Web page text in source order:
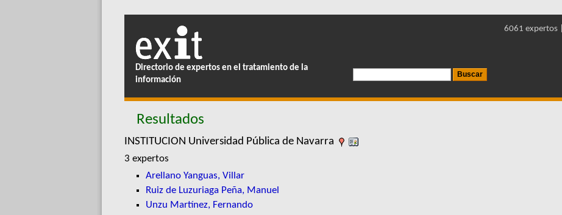
Directorio de expertos en el tratamiento de la
información
6061 expertos |
Resultados
INSTITUCION Universidad Pública de Navarra
3 expertos
Arellano Yanguas, Villar
Ruiz de Luzuriaga Peña, Manuel
Unzu Martínez, Fernando